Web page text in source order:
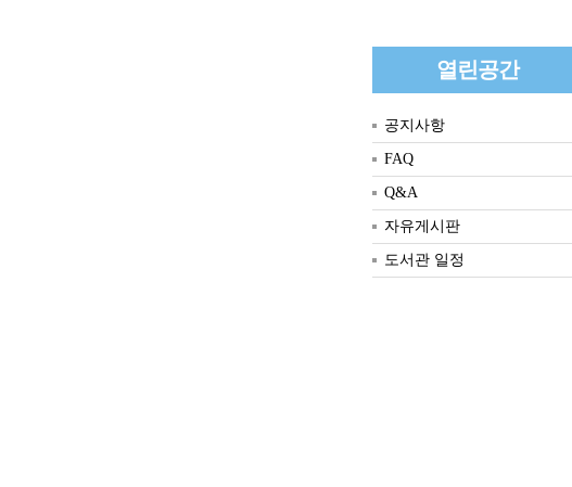
열린공간
공지사항
FAQ
Q&A
자유게시판
도서관 일정